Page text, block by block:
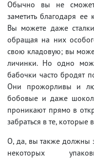
Обычно вы не
заметить благодаря
Вы можете даже
обращая на них
свою кладовую; вы
личинки. Но одно
бабочки часто бродят
Они прожорливы и
бобовые и даже
проникают прямо в
забраться в те, которые
О, да, вы также должны
некоторых